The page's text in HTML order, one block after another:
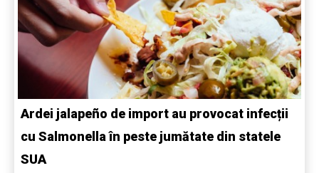
Ardei jalapeño de import au provocat infecții
cu Salmonella în peste jumătate din statele
SUA